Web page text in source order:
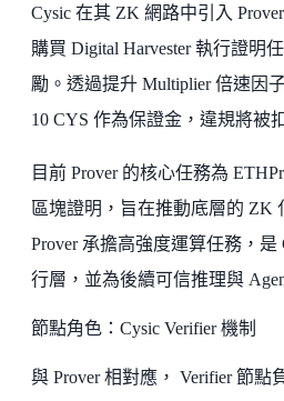
Cysic 在其 ZK 網路中引入
購買 Digital Harvester 執行證明
勵。透過提升 Multiplier 倍速因
10 CYS 作為保證金，違規將被
目前 Prover 的核心任務為
區塊證明，旨在推動底層的 ZK
Prover 承擔高強度運算任務，
行層，並為後續可信推理與
節點角色：Cysic Verifier 機制
與 Prover 相對應， Verifier 節